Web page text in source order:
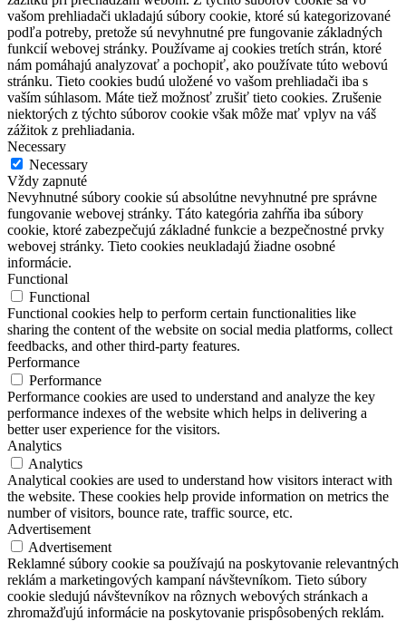
vašom prehliadači ukladajú súbory cookie, ktoré sú kategorizované
podľa potreby, pretože sú nevyhnutné pre fungovanie základných
funkcií webovej stránky. Používame aj cookies tretích strán, ktoré
nám pomáhajú analyzovať a pochopiť, ako používate túto webovú
stránku. Tieto cookies budú uložené vo vašom prehliadači iba s
vaším súhlasom. Máte tiež možnosť zrušiť tieto cookies. Zrušenie
niektorých z týchto súborov cookie však môže mať vplyv na váš
zážitok z prehliadania.
Necessary
Necessary
Vždy zapnuté
Nevyhnutné súbory cookie sú absolútne nevyhnutné pre správne
fungovanie webovej stránky. Táto kategória zahŕňa iba súbory
cookie, ktoré zabezpečujú základné funkcie a bezpečnostné prvky
webovej stránky. Tieto cookies neukladajú žiadne osobné
informácie.
Functional
Functional
Functional cookies help to perform certain functionalities like
sharing the content of the website on social media platforms, collect
feedbacks, and other third-party features.
Performance
Performance
Performance cookies are used to understand and analyze the key
performance indexes of the website which helps in delivering a
better user experience for the visitors.
Analytics
Analytics
Analytical cookies are used to understand how visitors interact with
the website. These cookies help provide information on metrics the
number of visitors, bounce rate, traffic source, etc.
Advertisement
Advertisement
Reklamné súbory cookie sa používajú na poskytovanie relevantných
reklám a marketingových kampaní návštevníkom. Tieto súbory
cookie sledujú návštevníkov na rôznych webových stránkach a
zhromažďujú informácie na poskytovanie prispôsobených reklám.